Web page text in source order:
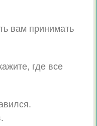
вам принимать
где все